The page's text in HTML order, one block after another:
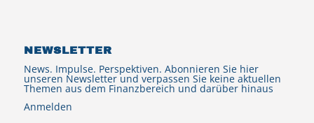
NEWSLETTER
News. Impulse. Perspektiven. Abonnieren Sie hier
unseren Newsletter und verpassen Sie keine aktuellen
Themen aus dem Finanzbereich und darüber hinaus
Anmelden